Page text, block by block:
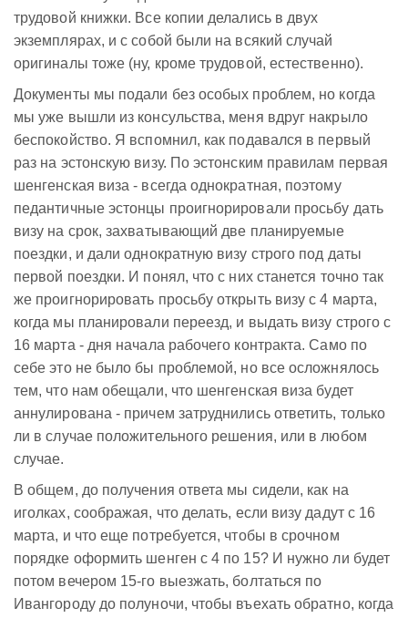
трудовой книжки. Все копии делались в двух
экземплярах, и с собой были на всякий случай
оригиналы тоже (ну, кроме трудовой, естественно).
Документы мы подали без особых проблем, но когда
мы уже вышли из консульства, меня вдруг накрыло
беспокойство. Я вспомнил, как подавался в первый
раз на эстонскую визу. По эстонским правилам первая
шенгенская виза - всегда однократная, поэтому
педантичные эстонцы проигнорировали просьбу дать
визу на срок, захватывающий две планируемые
поездки, и дали однократную визу строго под даты
первой поездки. И понял, что с них станется точно так
же проигнорировать просьбу открыть визу с 4 марта,
когда мы планировали переезд, и выдать визу строго с
16 марта - дня начала рабочего контракта. Само по
себе это не было бы проблемой, но все осложнялось
тем, что нам обещали, что шенгенская виза будет
аннулирована - причем затруднились ответить, только
ли в случае положительного решения, или в любом
случае.
В общем, до получения ответа мы сидели, как на
иголках, соображая, что делать, если визу дадут с 16
марта, и что еще потребуется, чтобы в срочном
порядке оформить шенген с 4 по 15? И нужно ли будет
потом вечером 15-го выезжать, болтаться по
Ивангороду до полуночи, чтобы въехать обратно, когда